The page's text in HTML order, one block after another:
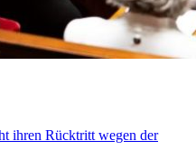
ihren Rücktritt wegen der